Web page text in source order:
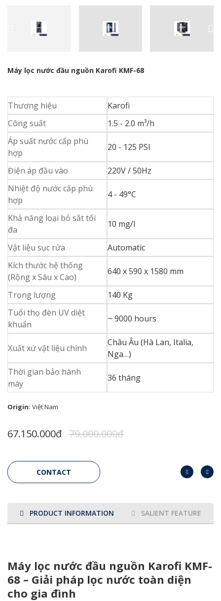
Máy lọc nước đầu nguồn Karofi KMF-68
Thương hiệu
Karofi
Công suất
1.5 - 2.0 m³/h
Áp suất nước cấp phù
hợp
20 - 125 PSI
Điện áp đầu vào
220V / 50Hz
Nhiệt độ nước cấp phù
hợp
4 - 49°C
Khả năng loại bỏ sắt tối
đa
10 mg/l
Vật liệu sục rửa
Automatic
Kích thước hệ thống
(Rộng x Sâu x Cao)
640 x 590 x 1580 mm
Trọng lượng
140 Kg
Tuổi thọ đèn UV diệt
khuẩn
~ 9000 hours
Xuất xứ vật liệu chính
Châu Âu (Hà Lan, Italia,
Nga…)
Thời gian bảo hành
máy
36 tháng
Origin: Việt Nam
67.150.000đ 79.000.000đ
CONTACT
PRODUCT INFORMATION SALIENT FEATURES
Máy lọc nước đầu nguồn Karofi KMF-
68 – Giải pháp lọc nước toàn diện
cho gia đình